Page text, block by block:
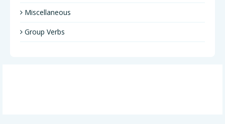
Miscellaneous
Group Verbs